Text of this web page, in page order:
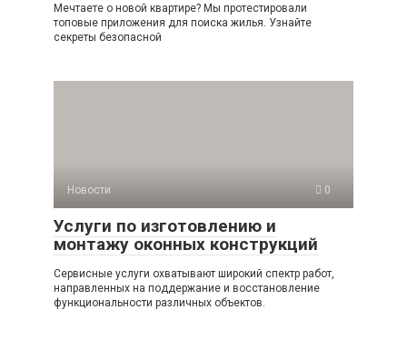
Мечтаете о новой квартире? Мы протестировали
топовые приложения для поиска жилья. Узнайте
секреты безопасной
Новости 0
Услуги по изготовлению и
монтажу оконных конструкций
Сервисные услуги охватывают широкий спектр работ,
направленных на поддержание и восстановление
функциональности различных объектов.